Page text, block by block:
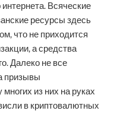
Всяческие
ресурсы здесь
что не приходится
а средства
Далеко не все
призывы
из них на руках
в криптовалютных